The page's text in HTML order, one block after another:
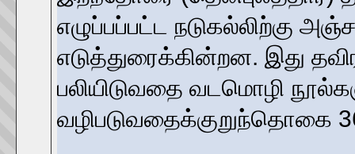
எழுப்பப்பட்ட நடுகல்லிற்கு
எடுத்துரைக்கின்றன. இது
பலியிடுவதை வடமொழி
வழிபடுவதைக்குறுந்தொகை